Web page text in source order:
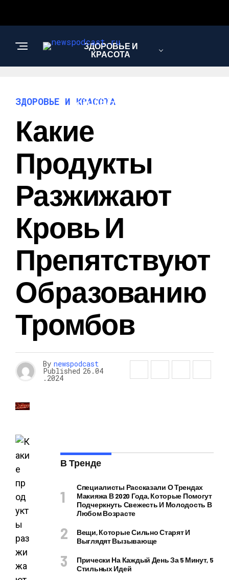
ЗДОРОВЬЕ И
КРАСОТА
ИНТЕРЕСНОЕ И
ПОЗНАВАТЕЛЬНОЕ
ЗДОРОВЬЕ И КРАСОТА
Какие
Продукты
Разжижают
Кровь И
Препятствуют
Образованию
Тромбов
By newspodcast
Published 26.04
.2024
В Тренде
Специалисты Рассказали О Трендах
Макияжа В 2020 Года, Которые Помогут
Подчеркнуть Свежесть И Молодость В
Любом Возрасте
Вещи, Которые Сильно Старят И
Выглядят Вызывающе
Прически На Каждый День За 5 Минут, 5
Стильных Идей